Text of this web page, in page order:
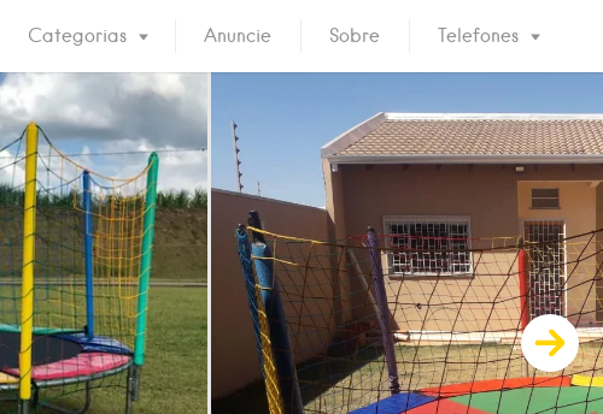
Categorias Anuncie Sobre Telefones